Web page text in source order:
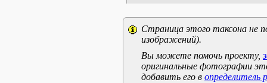
Страница этого таксона не
изображений).
Вы можете помочь проекту,
оригинальные фотографии
добавить его в определитель